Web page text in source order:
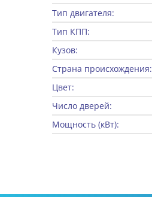
Тип двигателя:
Тип КПП:
Кузов:
Страна происхождения:
Цвет:
Число дверей:
Мощность (кВт):